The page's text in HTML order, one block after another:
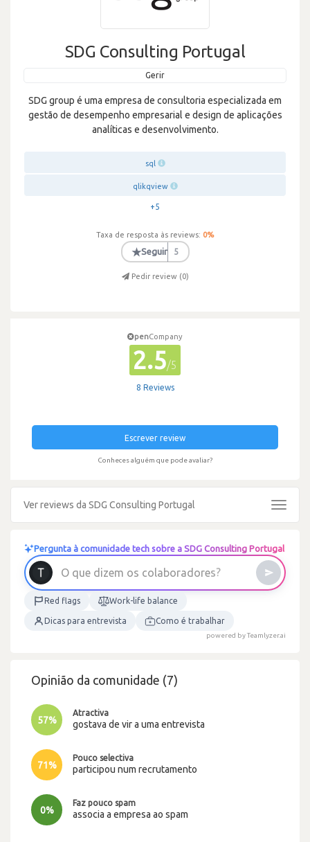
SDG Consulting Portugal
Gerir
SDG group é uma empresa de consultoria especializada em
gestão de desempenho empresarial e design de aplicações
analíticas e desenvolvimento.
sql
qlikqview
+5
Taxa de resposta às reviews: 0%
★Seguir 5
Pedir review (0)
penCompany
2.5/5
8 Reviews
Escrever review
Conheces alguém que pode avaliar?
Ver reviews da SDG Consulting Portugal
Toggle
Pergunta à comunidade tech sobre a SDG Consulting Portugal
O que d izem os cola
Red flags Work-life balance
Dicas para entrevista Como é trabalhar
powered by Teamlyzer.ai
Opinião da comunidade (7)
57%
Atractiva
gostava de vir a uma entrevista
71%
Pouco selectiva
participou num recrutamento
0%
Faz pouco spam
associa a empresa ao spam